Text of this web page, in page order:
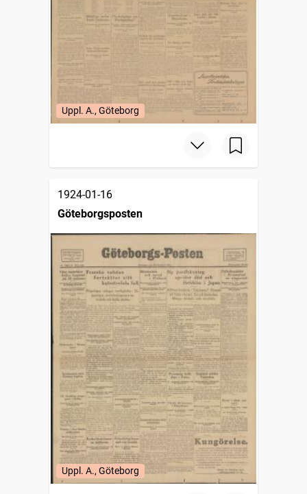
Uppl. A., Göteborg
1924-01-16
Göteborgsposten
Uppl. A., Göteborg